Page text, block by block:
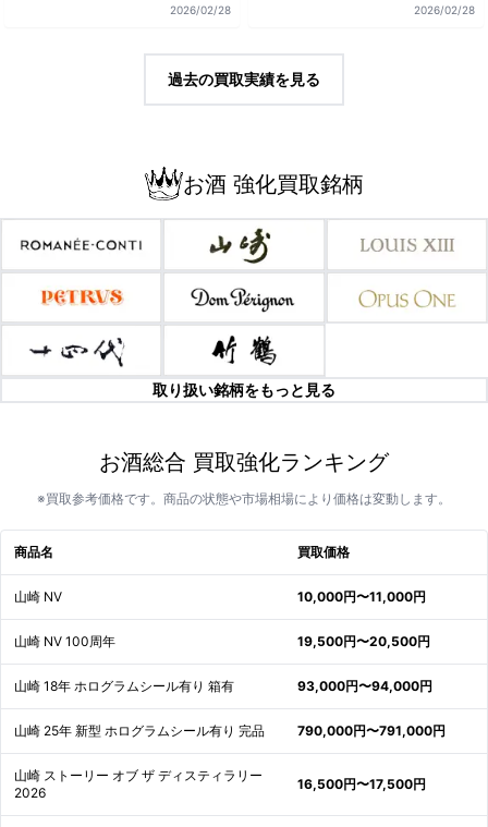
2026/02/28 2026/02/28
過去の買取実績を見る
お酒 強化買取銘柄
取り扱い銘柄をもっと見る
お酒総合 買取強化ランキング
※買取参考価格です。商品の状態や市場相場により価格は変動します。
商品名 買取価格
山崎 NV 10,000円〜11,000円
山崎 NV 100周年 19,500円〜20,500円
山崎 18年 ホログラムシール有り 箱有 93,000円〜94,000円
山崎 25年 新型 ホログラムシール有り 完品 790,000円〜791,000円
山崎 ストーリー オブ ザ ディスティラリー
2026
16,500円〜17,500円